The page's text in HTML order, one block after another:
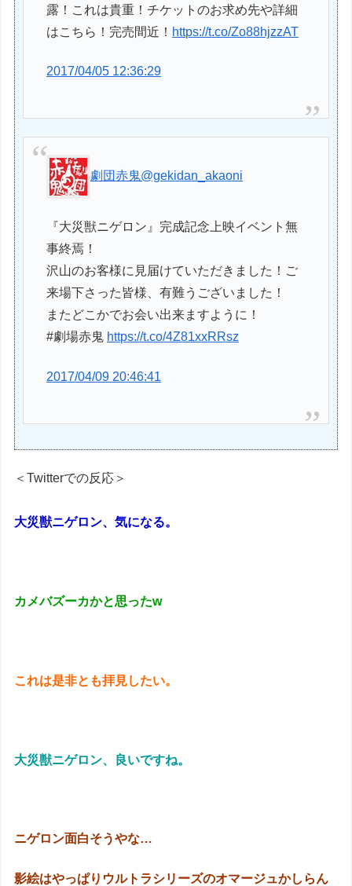
露！これは貴重！チケットのお求め先や詳細
はこちら！完売間近！ https://t.co/Zo88hjzzAT
2017/04/05 12:36:29
劇団赤鬼@gekidan_akaoni
『大災獣ニゲロン』完成記念上映イベント無
事終焉！
沢山のお客様に見届けていただきました！ご
来場下さった皆様、有難うございました！
またどこかでお会い出来ますように！
#劇場赤鬼 https://t.co/4Z81xxRRsz
2017/04/09 20:46:41
＜Twitterでの反応＞
大災獣ニゲロン、気になる。
カメバズーカかと思ったw
これは是非とも拝見したい。
大災獣ニゲロン、良いですね。
ニゲロン面白そうやな…
影絵はやっぱりウルトラシリーズのオマージュかしらん